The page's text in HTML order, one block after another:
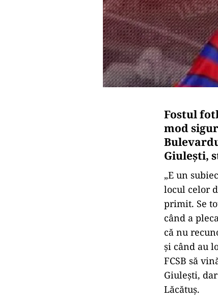
Fostul
mod
Giuleşti,
„E un
locul celor
primit. Se
când a
că nu
şi când au
FCSB să
Giuleşti,
Lăcătuş.